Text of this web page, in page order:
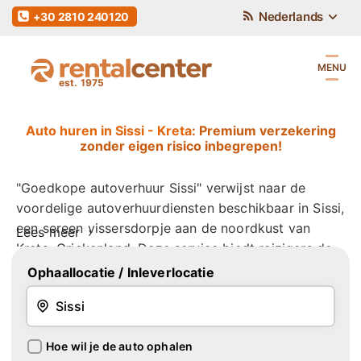
Nederlands
+30 2810 240120
MENU
Auto huren in Sissi - Kreta: Premium verzekering
zonder eigen risico inbegrepen!
"Goedkope autoverhuur Sissi" verwijst naar de
voordelige autoverhuurdiensten beschikbaar in Sissi,
een sereen vissersdorpje aan de noordkust van
Kreta, Griekenland. Deze service biedt reizigers de
mogelijkheid om de omliggende regio zelfstandig en
economisch te verkennen, zonder beperkt te
worden door openbaar vervoer schema's. Volgens
recente gegevens van de Helleense Associatie van
Toerisme Ondernemingen hebben kleine
Leesmeer
Ophaallocatie / Inleverlocatie
Hoe wil je de auto ophalen